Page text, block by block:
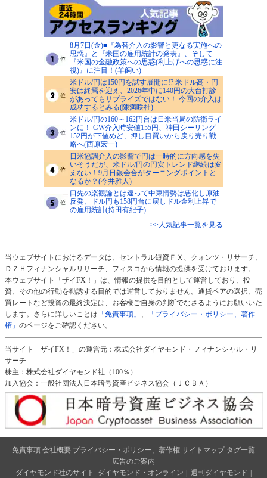
8月7日(金)■『為替介入の影響と更なる実施への
思惑』と『米国の雇用統計の発表』、そして
『米国の金融政策への思惑(利上げへの思惑に注
視)』に注目！(羊飼い)
米ドル/円は150円を試す展開に!? 米ドル高・円
安は終焉を迎え、2026年中に140円の大台打診
があってもサプライズではない！ 今回の介入は
成功するとみる(陳満咲杜)
米ドル/円の160～162円台は日米当局の防衛ライ
ンに！ GW介入時安値155円、神田シーリング
152円が下値めど、押し目買いから戻り売り戦
略へ(西原宏一)
日米協調介入の影響で円は一時的に方向感を失
いそうだが、米ドル/円の円安トレンド継続は変
えない！9月日銀会合がターニングポイントと
なるか？(今井雅人)
口先の楽観論とは違って中東情勢は悪化し原油
反発、ドル円も158円台に戻しドル金利上昇で
の雇用統計(持田有紀子)
>>人気記事一覧を見る
当ウェブサイトにおけるデータは、セントラル短資ＦＸ、クォンツ・リサーチ、
ＤＺＨフィナンシャルリサーチ、フィスコから情報の提供を受けております。
本ウェブサイト「ザイFX！」は、情報の提供を目的として運営しており、投
資、その他の行動を勧誘する目的では運営しておりません。通貨ペアの選択、売
買レートなど投資の最終決定は、お客様ご自身の判断でなさるようにお願いいた
します。さらに詳しいことは 「免責事項」
「プライバシー・ポリシー、著作
権」 のページをご確認ください。
当サイト「ザイFX！」の運営元：株式会社ダイヤモンド・フィナンシャル・リ
サーチ
株主：株式会社ダイヤモンド社（100％）
加入協会：一般社団法人日本暗号資産ビジネス協会（ＪＣＢＡ）
免責事項 会社概要 プライバシー・ポリシー、著作権 サイトマップ タグ一覧
広告のご案内
ダイヤモンド社のサイト
ダイヤモンド・オンライン 週刊ダイヤモンド